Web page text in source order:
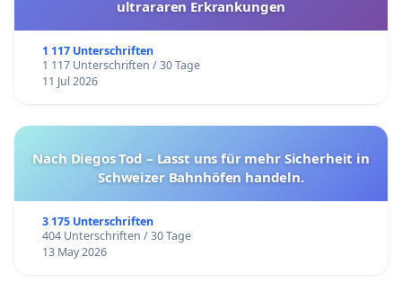
ultrararen Erkrankungen
1 117 Unterschriften
1 117 Unterschriften / 30 Tage
11 Jul 2026
Nach Diegos Tod – Lasst uns für mehr Sicherheit in
Schweizer Bahnhöfen handeln.
3 175 Unterschriften
404 Unterschriften / 30 Tage
13 May 2026